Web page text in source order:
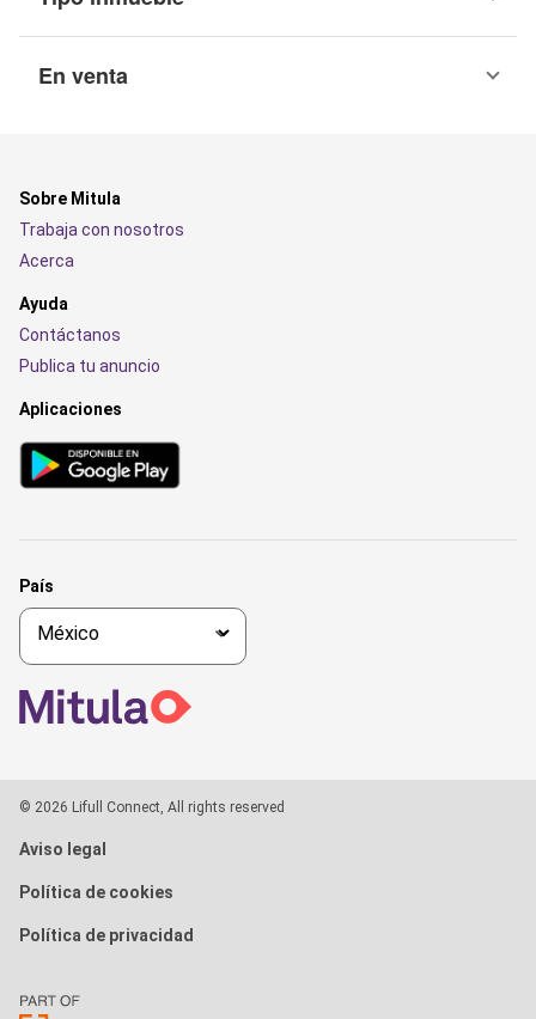
En venta
Sobre Mitula
Trabaja con nosotros
Acerca
Ayuda
Contáctanos
Publica tu anuncio
Aplicaciones
País
© 2026 Lifull Connect, All rights reserved
Aviso legal
Política de cookies
Política de privacidad